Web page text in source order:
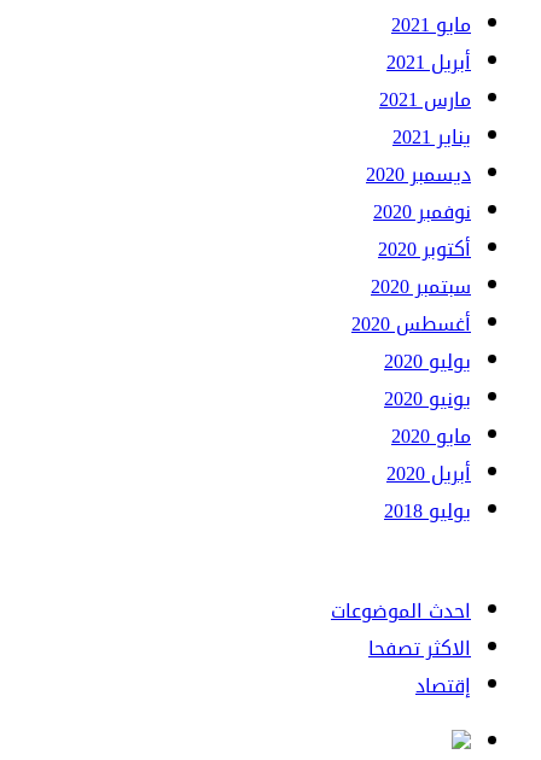
مايو 2021
أبريل 2021
مارس 2021
يناير 2021
ديسمبر 2020
نوفمبر 2020
أكتوبر 2020
سبتمبر 2020
أغسطس 2020
يوليو 2020
يونيو 2020
مايو 2020
أبريل 2020
يوليو 2018
احدث الموضوعات
الاكثر تصفحا
إقتصاد